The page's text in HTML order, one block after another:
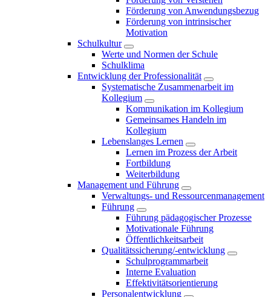
Förderung von Anwendungsbezug
Förderung von intrinsischer
Motivation
Schulkultur
Werte und Normen der Schule
Schulklima
Entwicklung der Professionalität
Systematische Zusammenarbeit im
Kollegium
Kommunikation im Kollegium
Gemeinsames Handeln im
Kollegium
Lebenslanges Lernen
Lernen im Prozess der Arbeit
Fortbildung
Weiterbildung
Management und Führung
Verwaltungs- und Ressourcenmanagement
Führung
Führung pädagogischer Prozesse
Motivationale Führung
Öffentlichkeitsarbeit
Qualitätssicherung/-entwicklung
Schulprogrammarbeit
Interne Evaluation
Effektivitätsorientierung
Personalentwicklung